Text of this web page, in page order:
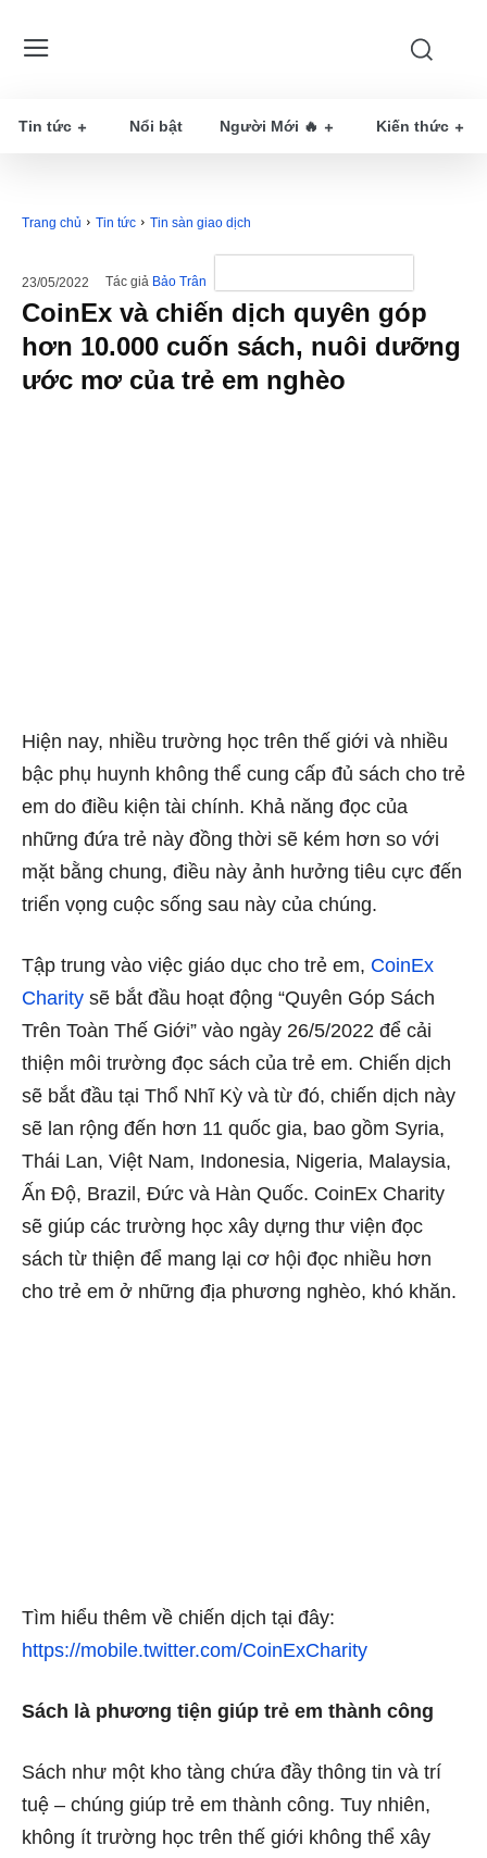
Tin tức Nổi bật Người Mới 🔥 Kiến thức
Trang chủ Tin tức Tin sàn giao dịch
23/05/2022 Tác giả Bảo Trân
CoinEx và chiến dịch quyên góp
hơn 10.000 cuốn sách, nuôi dưỡng
ước mơ của trẻ em nghèo
Hiện nay, nhiều trường học trên thế giới và nhiều
bậc phụ huynh không thể cung cấp đủ sách cho trẻ
em do điều kiện tài chính. Khả năng đọc của
những đứa trẻ này đồng thời sẽ kém hơn so với
mặt bằng chung, điều này ảnh hưởng tiêu cực đến
triển vọng cuộc sống sau này của chúng.
Tập trung vào việc giáo dục cho trẻ em, CoinEx
Charity sẽ bắt đầu hoạt động “Quyên Góp Sách
Trên Toàn Thế Giới” vào ngày 26/5/2022 để cải
thiện môi trường đọc sách của trẻ em. Chiến dịch
sẽ bắt đầu tại Thổ Nhĩ Kỳ và từ đó, chiến dịch này
sẽ lan rộng đến hơn 11 quốc gia, bao gồm Syria,
Thái Lan, Việt Nam, Indonesia, Nigeria, Malaysia,
Ấn Độ, Brazil, Đức và Hàn Quốc. CoinEx Charity
sẽ giúp các trường học xây dựng thư viện đọc
sách từ thiện để mang lại cơ hội đọc nhiều hơn
cho trẻ em ở những địa phương nghèo, khó khăn.
Tìm hiểu thêm về chiến dịch tại đây:
https://mobile.twitter.com/CoinExCharity
Sách là phương tiện giúp trẻ em thành công
Sách như một kho tàng chứa đầy thông tin và trí
tuệ – chúng giúp trẻ em thành công. Tuy nhiên,
không ít trường học trên thế giới không thể xây